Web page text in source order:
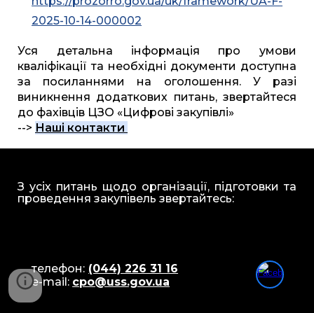
2025-10-14-000002
Уся детальна інформація про умови
кваліфікації та необхідні документи доступна
за посиланнями на оголошення. У разі
виникнення додаткових питань, звертайтеся
до фахівців ЦЗО «Цифрові закупівлі»
--> Наші контакти
З усіх питань щодо організації, підготовки та
проведення закупівель звертайтесь:
телефон: (044) 226 31 16
e-mail: cpo@uss.gov.ua